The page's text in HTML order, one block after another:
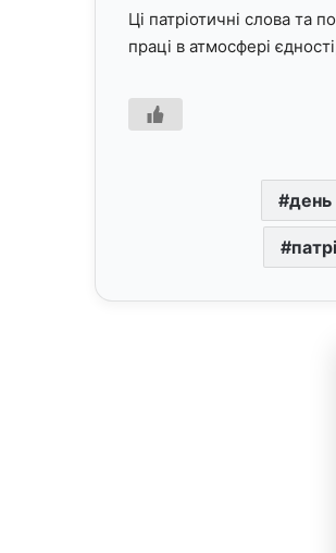
Ці патріотичні слова та
праці в атмосфері
день